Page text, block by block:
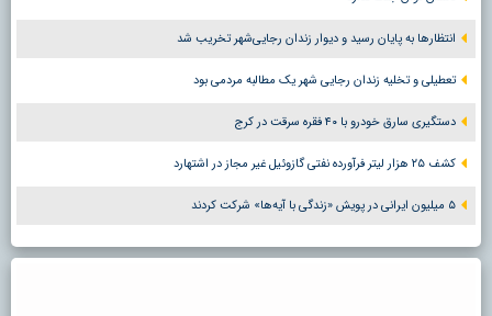
انتظارها به پایان رسید و دیوار زندان رجایی‌شهر تخریب شد
تعطیلی و تخلیه زندان رجایی شهر یک مطالبه مردمی بود
دستگیری سارق خودرو با ۴۰ فقره سرقت در کرج
کشف ۲۵ هزار لیتر فرآورده نفتی گازوئیل غیر مجاز در اشتهارد
۵ میلیون ایرانی در پویش «زندگی با آیه‌ها» شرکت کردند